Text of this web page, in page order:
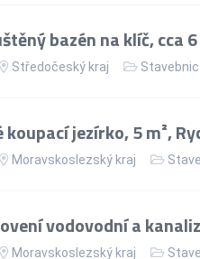
bazén na klíč, cca
Středočeský kraj
jezírko, 5 m²,
Moravskoslezský kraj
vodovodní a
Moravskoslezský kraj